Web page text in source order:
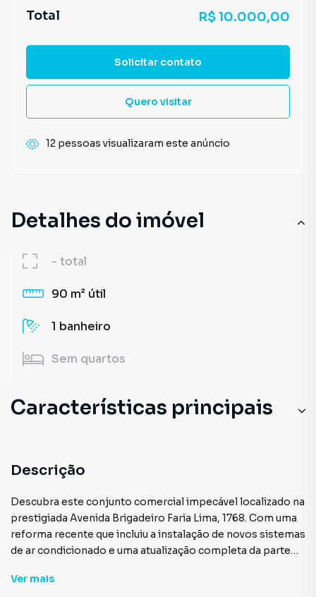
Detalhes do imóvel
- total
90 m² útil
1 banheiro
Sem quartos
Características principais
Portão Eletrônico
Elevador
Descrição
Descubra este conjunto comercial impecável localizado na
prestigiada Avenida Brigadeiro Faria Lima, 1768. Com uma
reforma recente que incluiu a instalação de novos sistemas
de ar condicionado e uma atualização completa da parte
empresa com todo o conforto e funcionalidade
Ver mais
Total R$ 10.000,00
Solicitar contato
Quero visitar
12 pessoas visualizaram este anúncio